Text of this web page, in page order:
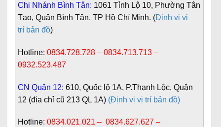
Chi Nhánh Bình Tân: 1061 Tỉnh Lộ 10, Phường Tân
Tạo, Quận Bình Tân, TP Hồ Chí Minh. (Định vị vị
trí bản đồ)
Hotline: 0834.728.728 – 0834.713.713 –
0932.523.487
CN Quận 12: 610, Quốc lộ 1A, P.Thạnh Lộc, Quận
12 (địa chỉ cũ 213 QL 1A) (Định vị vị trí bản đồ)
Hotline: 0834.021.021 – 0834.627.627 –